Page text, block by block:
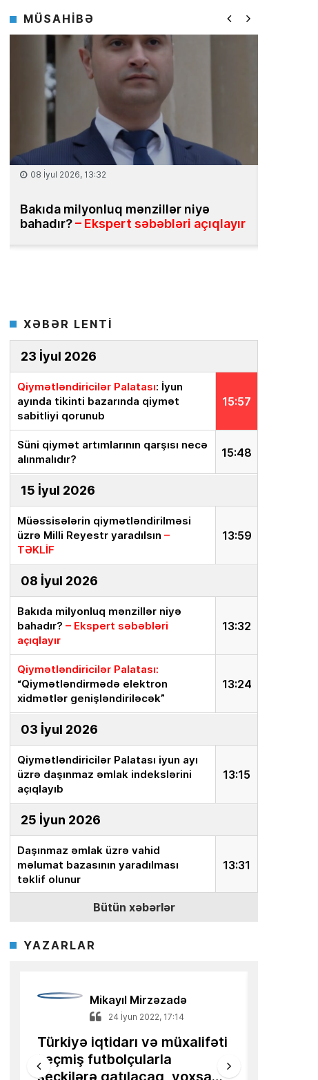
MÜSAHİBƏ
25 İyun 2026, 13:31
Daşınmaz əmlak üzrə vahid məlumat
bazasının yaradılması təklif olunur
XƏBƏR LENTİ
23 İyul 2026
15:57
Qiymətləndiricilər Palatası: İyun
ayında tikinti bazarında qiymət
sabitliyi qorunub
15:48
Süni qiymət artımlarının qarşısı necə
alınmalıdır?
15 İyul 2026
13:59
Müəssisələrin qiymətləndirilməsi
üzrə Milli Reyestr yaradılsın –
TƏKLİF
08 İyul 2026
13:32
Bakıda milyonluq mənzillər niyə
bahadır? – Ekspert səbəbləri
açıqlayır
13:24
Qiymətləndiricilər Palatası:
“Qiymətləndirmədə elektron
xidmətlər genişləndiriləcək”
03 İyul 2026
13:15
Qiymətləndiricilər Palatası iyun ayı
üzrə daşınmaz əmlak indekslərini
açıqlayıb
25 İyun 2026
13:31
Daşınmaz əmlak üzrə vahid
məlumat bazasının yaradılması
təklif olunur
18 İyun 2026
Ekspert: “İnvestor milyonları aktivə
Azərbaycanlı alimin məqaləsi
Türkiyə mediasında dərc olunub
16 İyun 2026
AQP:Azərbaycan avtomobil
Bütün xəbərlər
YAZARLAR
Mikayıl Mirzəzadə
14 Mart 2022, 21:11
Qərbə uzanan kiçik əllər –
İqtisadiyyatın Estoniya
nümunəsi